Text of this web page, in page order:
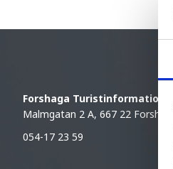
Forshaga Turistinformation
Malmgatan 2 A, 667 22
054-17 23 59